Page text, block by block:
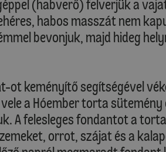
(habverő) felverjük a
habos masszát nem
bevonjuk, majd hideg
ot keményítő segítségével
a Hóember torta sütemény
A felesleges fondantot a
orrot, szájat és a